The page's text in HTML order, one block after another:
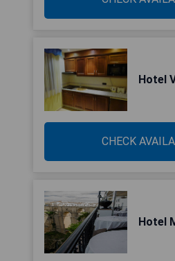
Hotel
CHECK
Hotel